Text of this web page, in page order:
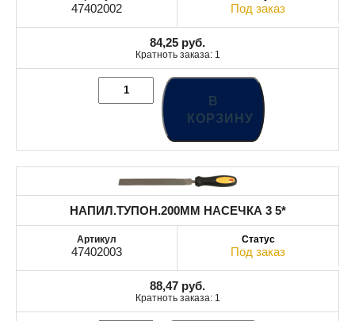
47402002 Под заказ
84,25 руб.
Кратноть заказа: 1
В
КОРЗИНУ
НАПИЛ.ТУПОН.200MM НАСЕЧКА 3 5*
47402003 Под заказ
88,47 руб.
Кратноть заказа: 1